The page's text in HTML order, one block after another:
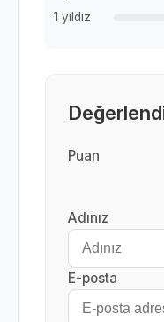
1 yıldız
Puan
Adınız
E-posta